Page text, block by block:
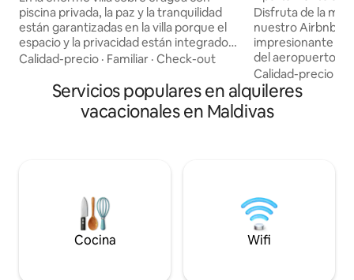
piscina privada, la paz y la tranquilidad
están garantizadas en la villa porque el
espacio y la privacidad están integrados
en la esencia misma de este paraíso. >
privada de 5 estrellas. > Piscina privada. >
2 adultos y 3 niños. > 190 metros
cuadrados. > Posibilidad de estancia
reserva para organizar el transporte
hacia y desde el aeropuerto MLE.
Calidad-precio · Familiar · Check-out
mar
Disfruta de la
nuestro Airbnb
impresionante
del aeropuerto.
king y dormitorio
belleza
perfecto junto al mar. **Ten en
que nuestra
solicitar la
necesario, ya
para uso de
Calidad-precio
Servicios populares en alquileres
vacacionales en Maldivas
Cocina Wifi